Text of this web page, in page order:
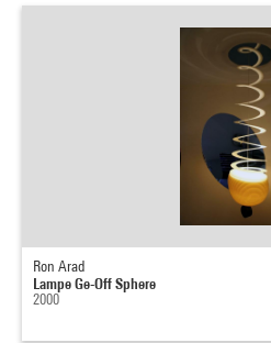
Ron Arad
Lampe Ge-Off Sphere
2000